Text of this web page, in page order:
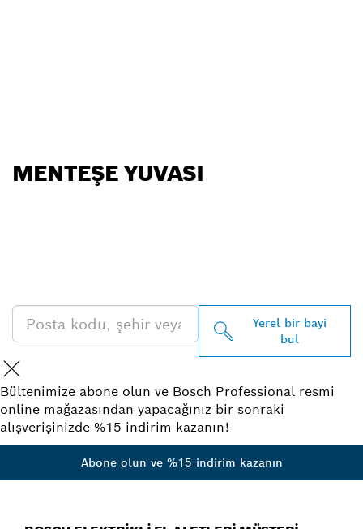
MENTEŞE YUVASI
Yerel bir bayi
bul
Bültenimize abone olun ve Bosch Professional resmi
online mağazasından yapacağınız bir sonraki
alışverişinizde %15 indirim kazanın!
Abone olun ve %15 indirim kazanın